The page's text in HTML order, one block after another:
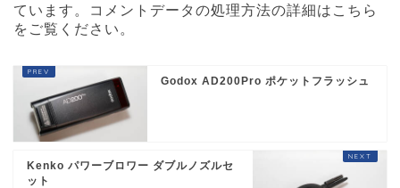
ています。
コメントデータの処理方法の詳細はこちら
をご覧ください 。
Godox AD200Pro ポケットフラッシュ
Kenko パワーブロワー ダブルノズルセ
ット